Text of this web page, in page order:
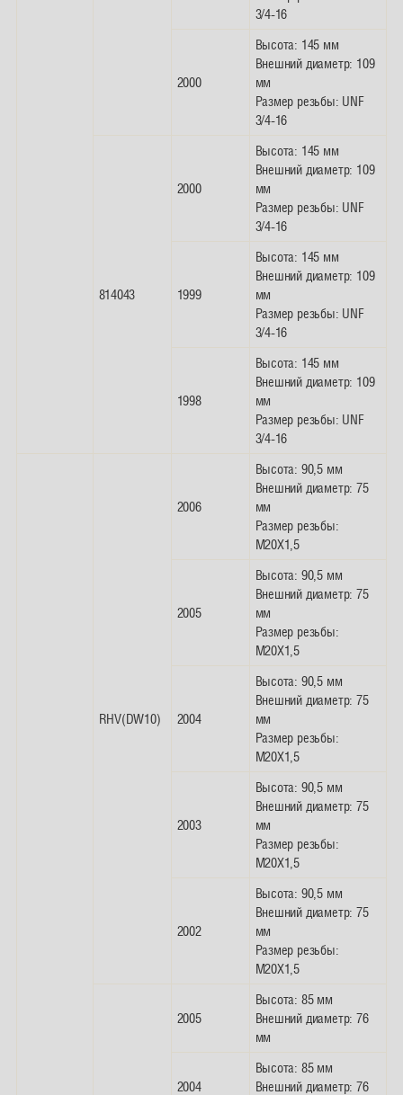
3/4-16
2000
Высота: 145 мм
Внешний диаметр: 109
мм
Размер резьбы: UNF
3/4-16
814043
2000
Высота: 145 мм
Внешний диаметр: 109
мм
Размер резьбы: UNF
3/4-16
1999
Высота: 145 мм
Внешний диаметр: 109
мм
Размер резьбы: UNF
3/4-16
1998
Высота: 145 мм
Внешний диаметр: 109
мм
Размер резьбы: UNF
3/4-16
RHV(DW10)
2006
Высота: 90,5 мм
Внешний диаметр: 75
мм
Размер резьбы:
M20X1,5
2005
Высота: 90,5 мм
Внешний диаметр: 75
мм
Размер резьбы:
M20X1,5
2004
Высота: 90,5 мм
Внешний диаметр: 75
мм
Размер резьбы:
M20X1,5
2003
Высота: 90,5 мм
Внешний диаметр: 75
мм
Размер резьбы:
M20X1,5
2002
Высота: 90,5 мм
Внешний диаметр: 75
мм
Размер резьбы:
M20X1,5
2005
Высота: 85 мм
Внешний диаметр: 76
мм
2004
Высота: 85 мм
Внешний диаметр: 76